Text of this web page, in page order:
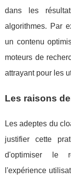
dans les
algorithmes. Par
un contenu
moteurs de
attrayant pour les
Les raisons
Les adeptes du
justifier cette
d'optimiser le
l'expérience